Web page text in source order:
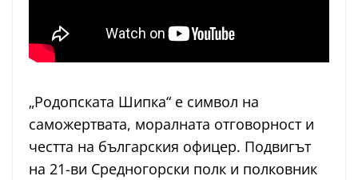
„Родопската Шипка“ е символ на
саможертвата, моралната отговорност и
честта на българския офицер. Подвигът
на 21-ви Средногорски полк и полковник